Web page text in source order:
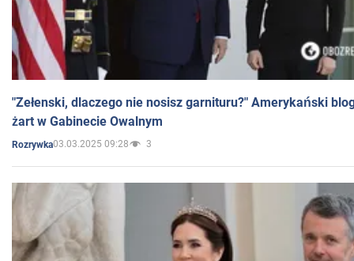
"Zełenski, dlaczego nie nosisz garnituru?" Amerykański
żart w Gabinecie Owalnym
Rozrywka03.03.2025 09:28 3